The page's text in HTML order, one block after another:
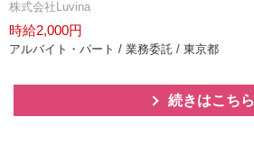
株式会社Luvina
時給2,000円
アルバイト・パート / 業務委託 / 東京都
続きはこちら